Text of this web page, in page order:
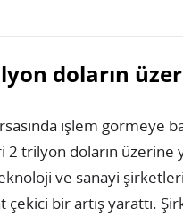
doların
işlem görmeye
trilyon doların üzerine
ve sanayi
çekici bir artış yarattı.